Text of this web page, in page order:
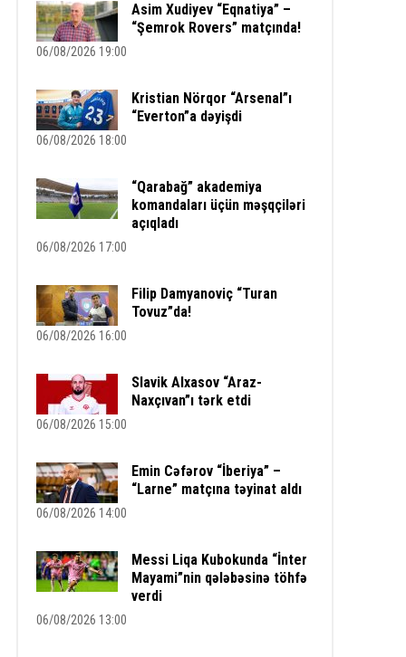
Asim Xudiyev “Eqnatiya” –
“Şemrok Rovers” matçında!
06/08/2026 19:00
Kristian Nörqor “Arsenal”ı
“Everton”a dəyişdi
06/08/2026 18:00
“Qarabağ” akademiya
komandaları üçün məşqçiləri
açıqladı
06/08/2026 17:00
Filip Damyanoviç “Turan
Tovuz”da!
06/08/2026 16:00
Slavik Alxasov “Araz-
Naxçıvan”ı tərk etdi
06/08/2026 15:00
Emin Cəfərov “İberiya” –
“Larne” matçına təyinat aldı
06/08/2026 14:00
Messi Liqa Kubokunda “İnter
Mayami”nin qələbəsinə töhfə
verdi
06/08/2026 13:00